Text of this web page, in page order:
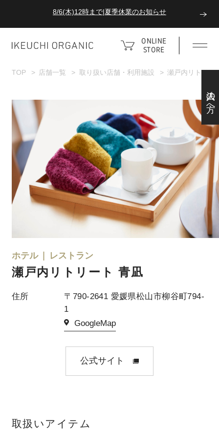
8/6(木)12時まで|夏季休業のお知らせ
ダブルポイント！夏をアクティブに楽しむ夏タオル
8/6(木)12時まで|夏季休業のお知らせ
ONLINE
STORE
法人の方へ
TOP 店舗一覧 取り扱い店舗・利用施設 瀬戸内リトリー
ホテル レストラン
瀬戸内リトリート 青凪
住所
〒790-2641 愛媛県松山市柳谷町794-
1
GoogleMap
公式サイト
取扱いアイテム